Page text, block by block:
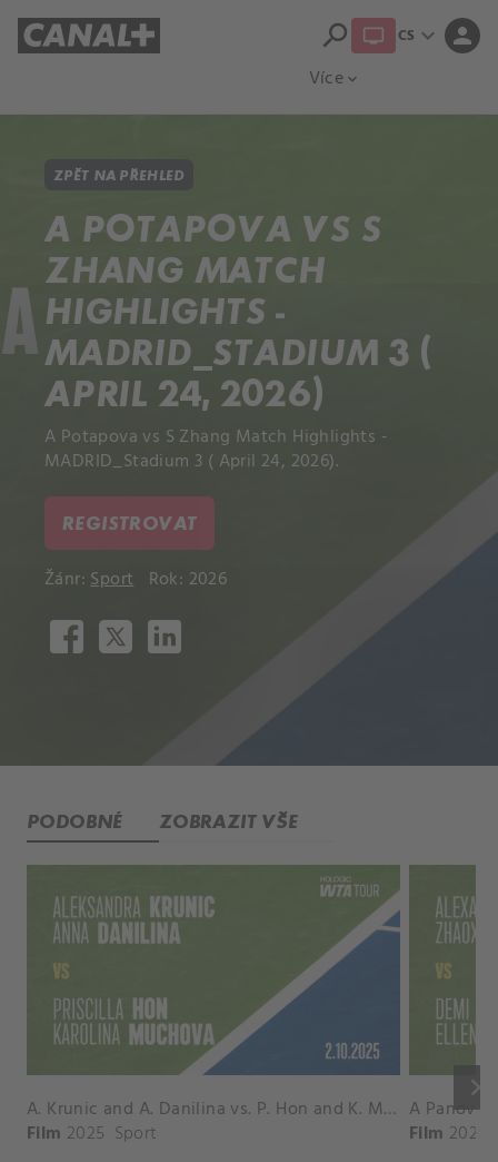
Více expand_more
search CS expand_more person
ZPĚT NA PŘEHLED
A POTAPOVA VS S
ZHANG MATCH
HIGHLIGHTS -
MADRID_STADIUM 3 (
APRIL 24, 2026)
A Potapova vs S Zhang Match Highlights -
MADRID_Stadium 3 ( April 24, 2026).
REGISTROVAT
Žánr:Sport Rok: 2026
PODOBNÉ ZOBRAZIT VŠE
keyboard_arrow_right
A. Krunic and A. Danilina vs. P. Hon and K. Muchova Match Highlights - BEIJING_Capital Group Diamond ( October 02, 2025)
Film 2025 Sport Film 2026